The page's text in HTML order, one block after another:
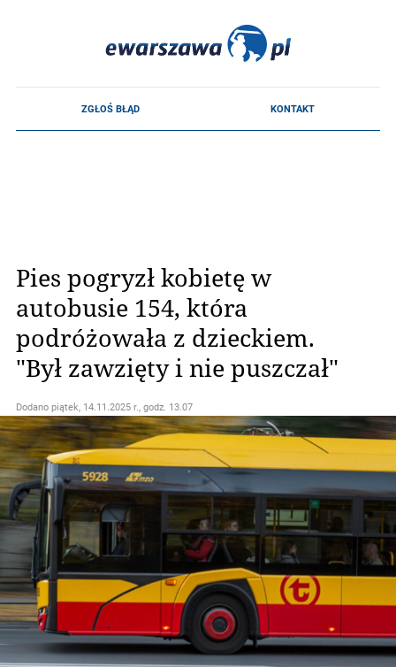
Pies pogryzł kobietę w
autobusie 154, która
podróżowała z dzieckiem.
"Był zawzięty i nie puszczał"
Dodano piątek, 14.11.2025 r., godz. 13.07